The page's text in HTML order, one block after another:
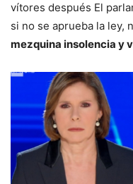
vítores después El
si no se aprueba la ley,
mezquina insolencia y